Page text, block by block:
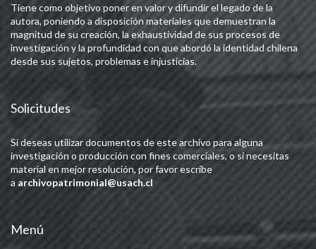
Tiene como objetivo poner en valor y difundir el legado de la
autora, poniendo a disposición materiales que demuestran la
magnitud de su creación, la exhaustividad de sus procesos de
investigación y la profundidad con que abordó la identidad chilena
desde sus sujetos, problemas e injusticias.
Solicitudes
Si deseas utilizar documentos de este archivo para alguna
investigación o producción con fines comerciales, o si necesitas
material en mejor resolución, por favor escribe
a archivopatrimonial@usach.cl
Menú